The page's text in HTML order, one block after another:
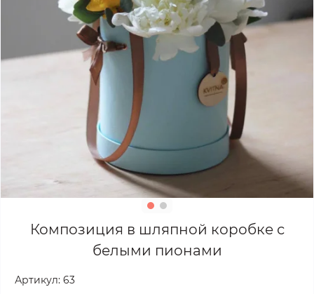
Композиция в шляпной коробке с
белыми пионами
Артикул: 63